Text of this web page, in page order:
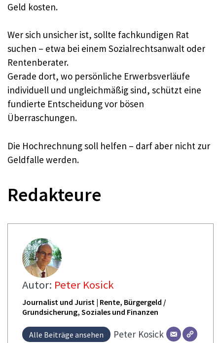
Geld kosten.
Wer sich unsicher ist, sollte fachkundigen Rat
suchen – etwa bei einem Sozialrechtsanwalt oder
Rentenberater.
Gerade dort, wo persönliche Erwerbsverläufe
individuell und ungleichmäßig sind, schützt eine
fundierte Entscheidung vor bösen
Überraschungen.
Die Hochrechnung soll helfen – darf aber nicht zur
Geldfalle werden.
Redakteure
Autor: Peter Kosick
Journalist und Jurist | Rente, Bürgergeld /
Grundsicherung, Soziales und Finanzen
Alle Beiträge ansehen Peter Kosick